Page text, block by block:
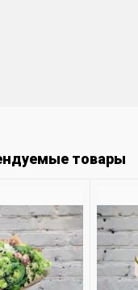
товары